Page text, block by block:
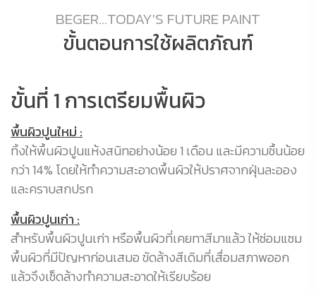
BEGER...TODAY'S FUTURE PAINT
ขั้นตอนการใช้ผลิตภัณฑ์
ขั้นที่ 1 การเตรียมพื้นผิว
พื้นผิวปูนใหม่ :
ทิ้งให้พื้นผิวปูนแห้งสนิทอย่างน้อย 1 เดือน และมีความชื้นน้อย
กว่า 14% โดยให้ทำความสะอาดพื้นผิวให้ปราศจากฝุ่นละออง
และคราบสกปรก
พื้นผิวปูนเก่า :
สำหรับพื้นผิวปูนเก่า หรือพื้นผิวที่เคยทาสีมาแล้ว ให้ซ่อมแซม
พื้นผิวที่มีปัญหาก่อนเสมอ ขัดล้างสีเดิมที่เสื่อมสภาพออก
แล้วจึงเช็ดล้างทำความสะอาดให้เรียบร้อย